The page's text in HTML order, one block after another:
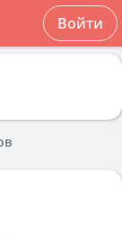
Войти